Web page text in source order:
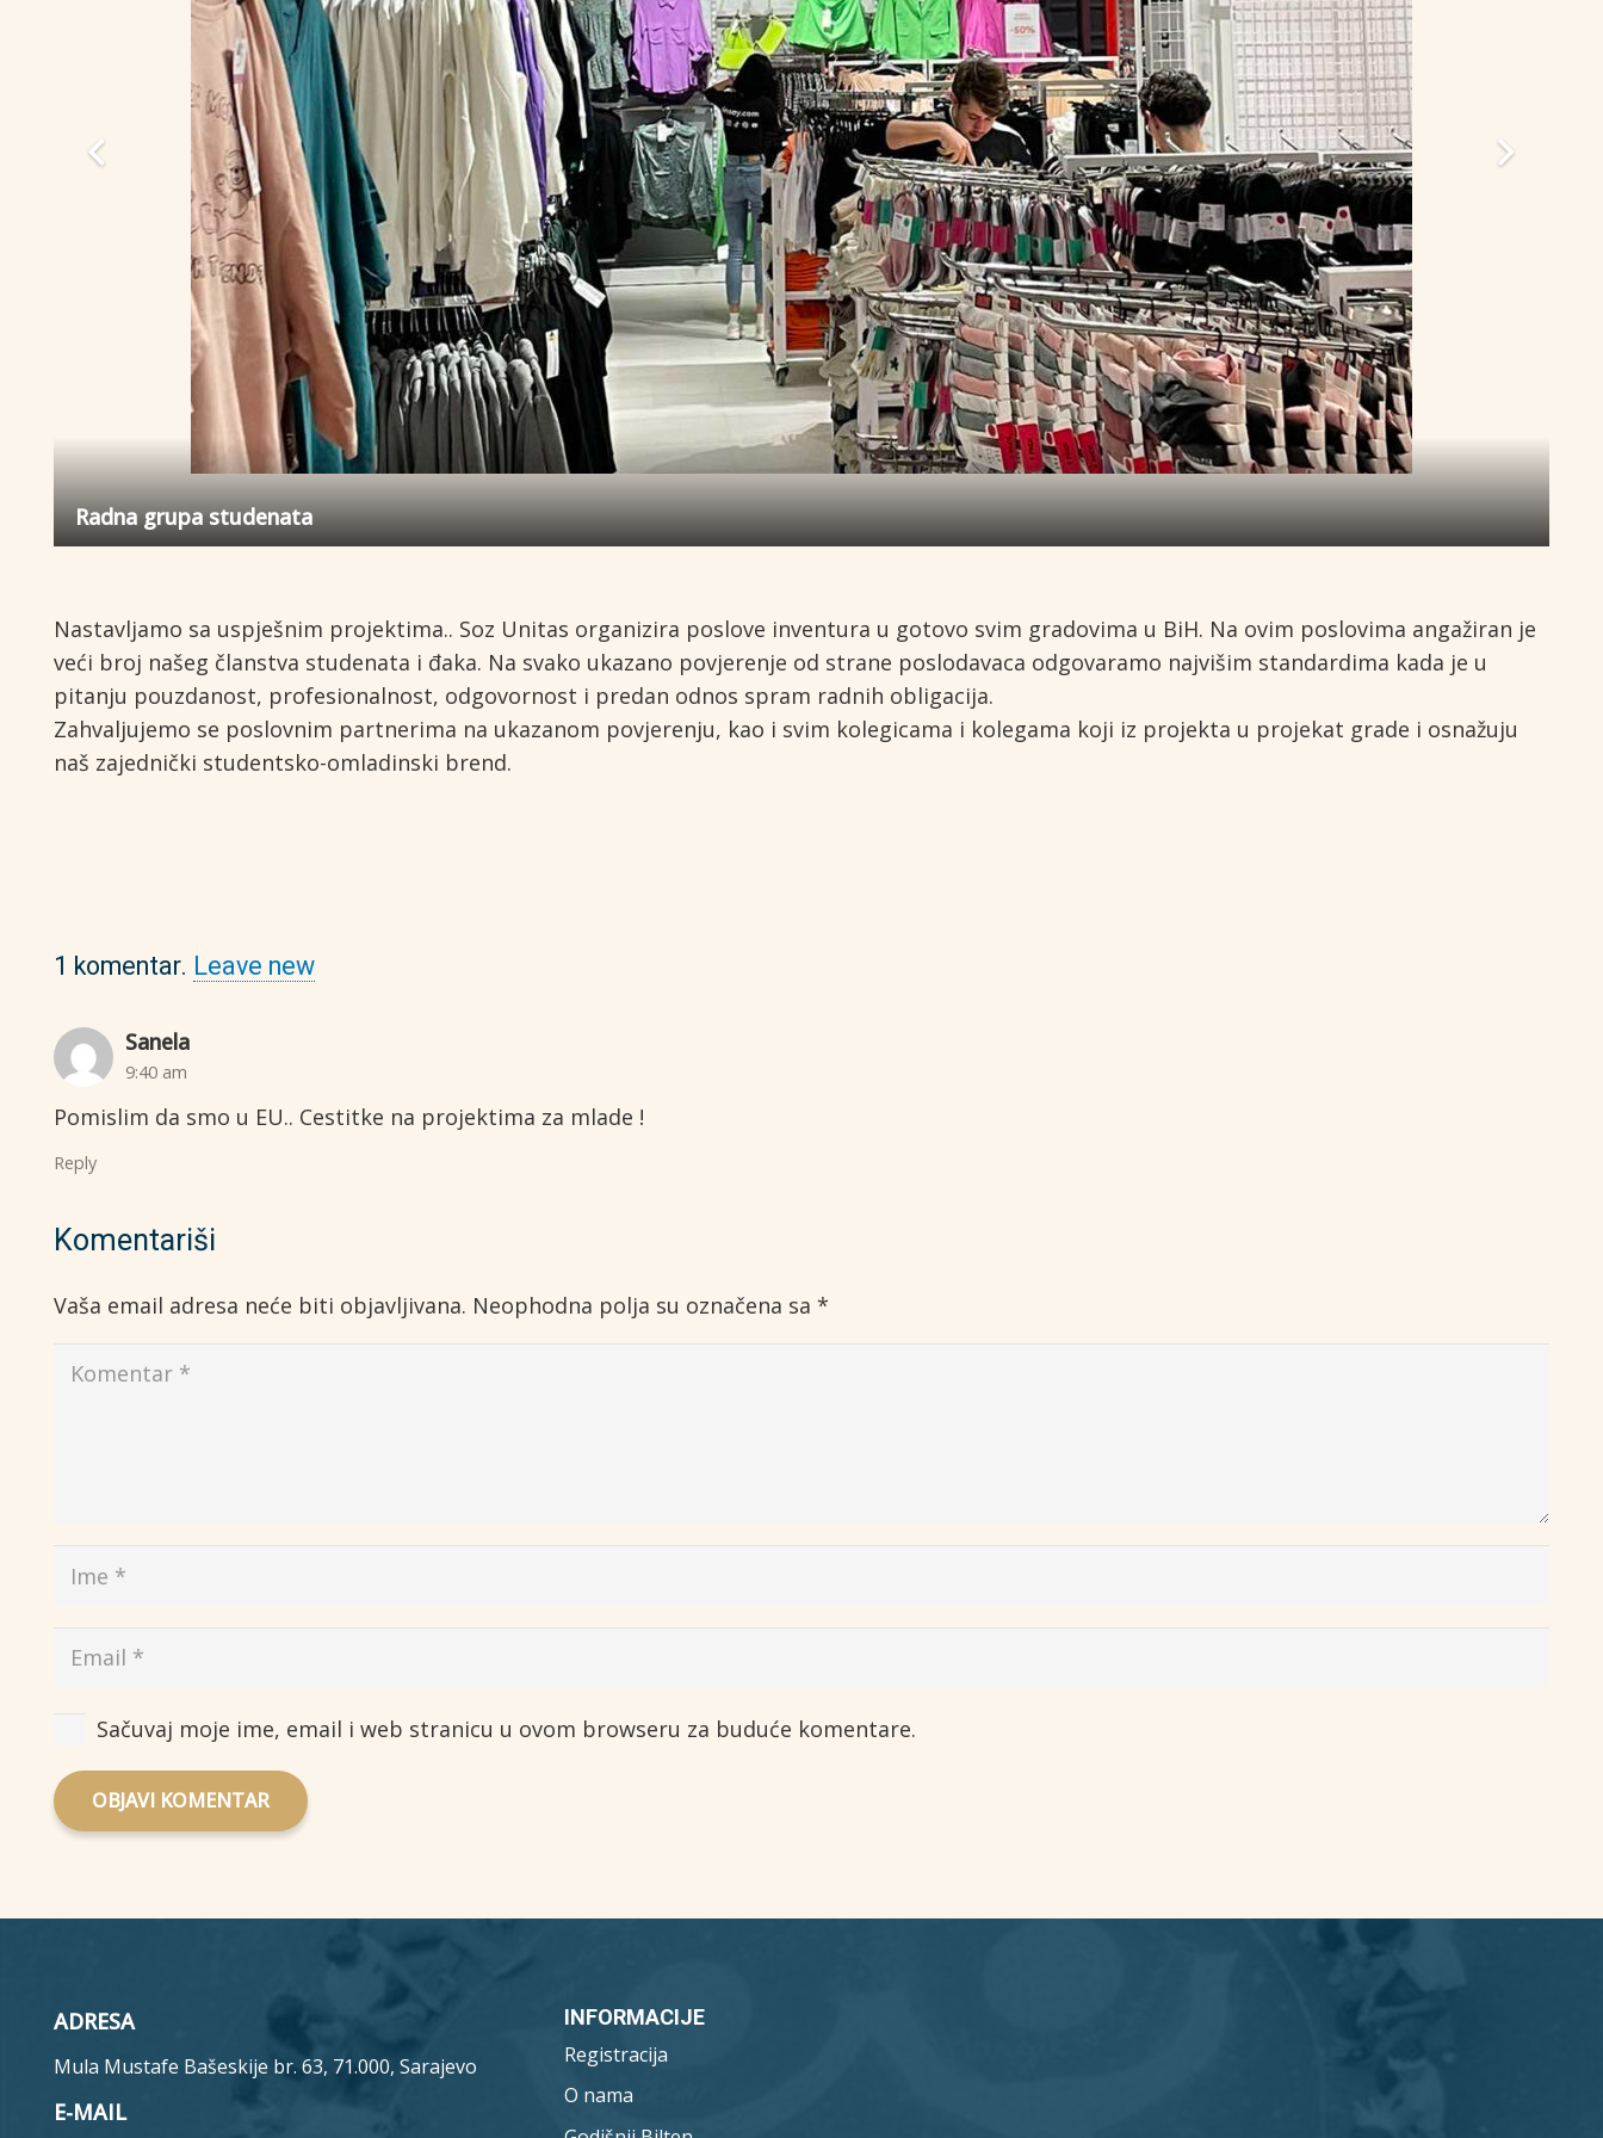
Radna grupa studenata
Nastavljamo sa uspješnim projektima.. Soz Unitas organizira poslove inventura u gotovo svim gradovima u BiH. Na ovim poslovima angažiran je
veći broj našeg članstva studenata i đaka. Na svako ukazano povjerenje od strane poslodavaca odgovaramo najvišim standardima kada je u
pitanju pouzdanost, profesionalnost, odgovornost i predan odnos spram radnih obligacija.
Zahvaljujemo se poslovnim partnerima na ukazanom povjerenju, kao i svim kolegicama i kolegama koji iz projekta u projekat grade i osnažuju
naš zajednički studentsko-omladinski brend.
1 komentar. Leave new
Sanela
9:40 am
Pomislim da smo u EU.. Cestitke na projektima za mlade !
Reply
Komentariši
Vaša email adresa neće biti objavljivana. Neophodna polja su označena sa *
Sačuvaj moje ime, email i web stranicu u ovom browseru za buduće komentare.
OBJAVI KOMENTAR
ADRESA
Mula Mustafe Bašeskije br. 63, 71.000, Sarajevo
E-MAIL
INFORMACIJE
Registracija
O nama